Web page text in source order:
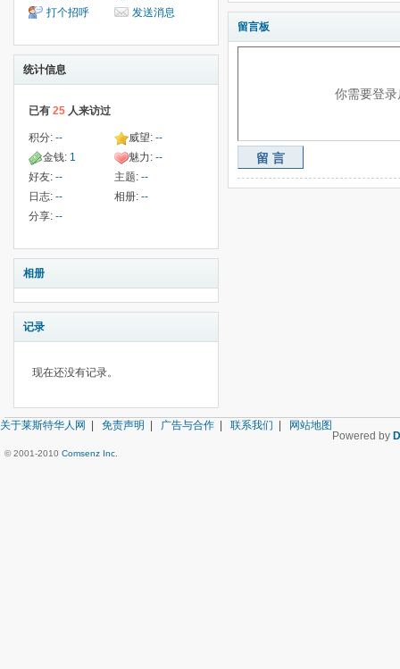
打个招呼
发送消息
统计信息
已有 25 人来访过
积分: -- 威望:--
金钱: 1 魅力:--
好友: -- 主题:--
日志: -- 相册:--
分享: --
相册
记录
现在还没有记录。
留言板
你需要登
留言
关于莱斯特华人网 免责声明 广告与合作 联系我们
网站地图
Powered by
© 2001-2010 Comsenz Inc.